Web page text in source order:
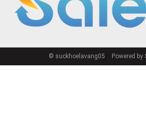
© suckhoelavang05 Powered by